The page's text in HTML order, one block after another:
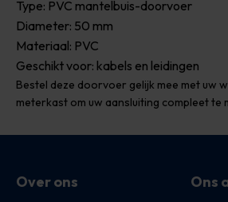
Type: PVC mantelbuis-doorvoer
Diameter: 50 mm
Materiaal: PVC
Geschikt voor: kabels en leidingen
Bestel deze doorvoer gelijk mee met uw
meterkast om uw aansluiting compleet te
Over ons Ons